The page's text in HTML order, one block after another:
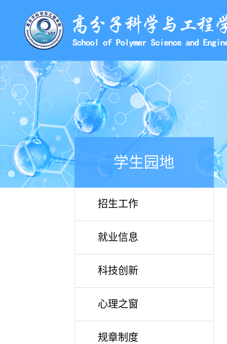
学生园地
招生工作
就业信息
科技创新
心理之窗
规章制度